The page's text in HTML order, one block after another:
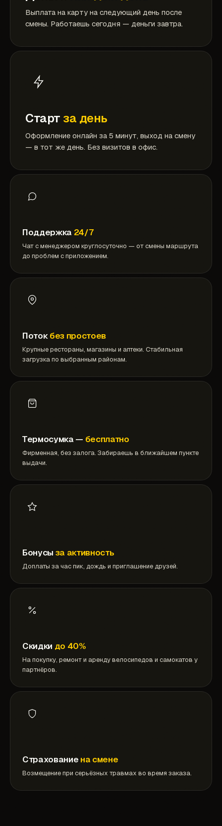
Выплата на карту на следующий день после
смены. Работаешь сегодня — деньги завтра.
Старт за день
Оформление онлайн за 5 минут, выход на смену
— в тот же день. Без визитов в офис.
Поддержка 24/7
Чат с менеджером круглосуточно — от смены маршрута
до проблем с приложением.
Поток без простоев
Крупные рестораны, магазины и аптеки. Стабильная
загрузка по выбранным районам.
Термосумка — бесплатно
Фирменная, без залога. Забираешь в ближайшем пункте
выдачи.
Бонусы за активность
Доплаты за час пик, дождь и приглашение друзей.
Скидки до 40%
На покупку, ремонт и аренду велосипедов и самокатов у
партнёров.
Страхование на смене
Возмещение при серьёзных травмах во время заказа.